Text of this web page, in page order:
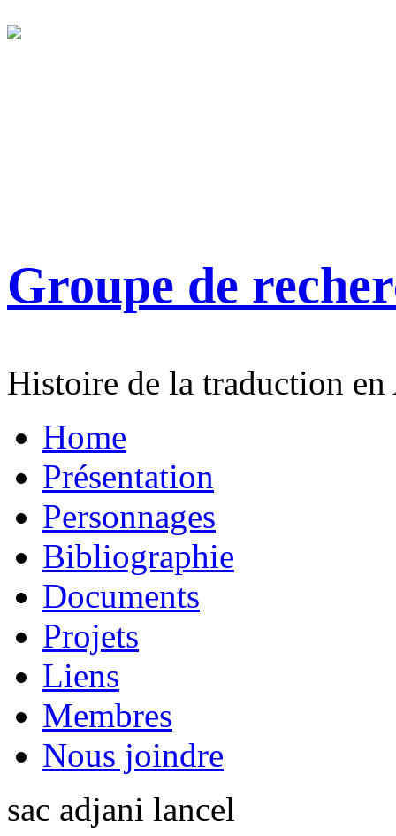
Groupe de
Histoire de la traduction
Home
Présentation
Personnages
Bibliographie
Documents
Projets
Liens
Membres
Nous joindre
sac adjani lancel